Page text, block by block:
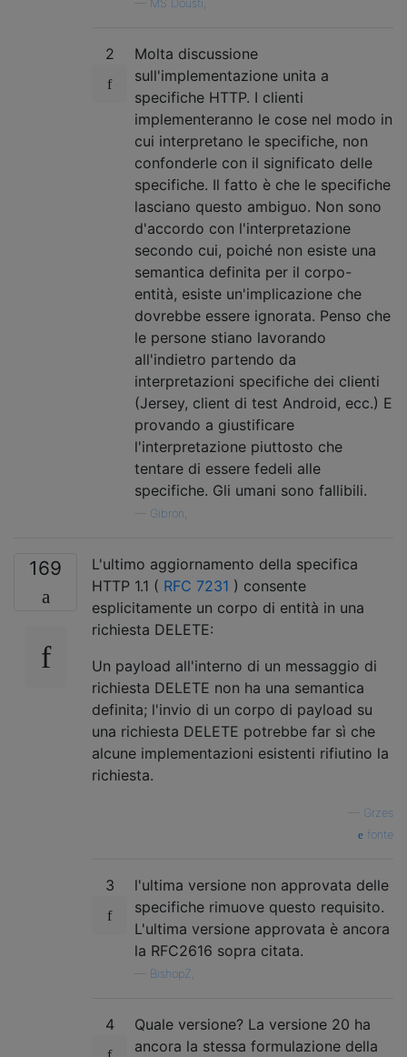
MS Dousti,
2
Molta discussione
sull'implementazione unita a
specifiche HTTP. I clienti
implementeranno le cose nel modo in
cui interpretano le specifiche, non
confonderle con il significato delle
specifiche. Il fatto è che le specifiche
lasciano questo ambiguo. Non sono
d'accordo con l'interpretazione
secondo cui, poiché non esiste una
semantica definita per il corpo-
entità, esiste un'implicazione che
dovrebbe essere ignorata. Penso che
le persone stiano lavorando
all'indietro partendo da
interpretazioni specifiche dei clienti
(Jersey, client di test Android, ecc.) E
provando a giustificare
l'interpretazione piuttosto che
tentare di essere fedeli alle
specifiche. Gli umani sono fallibili.
Gibron,
169
L'ultimo aggiornamento della specifica
HTTP 1.1 ( RFC 7231 ) consente
esplicitamente un corpo di entità in una
richiesta DELETE:
Un payload all'interno di un messaggio di
richiesta DELETE non ha una semantica
definita; l'invio di un corpo di payload su
una richiesta DELETE potrebbe far sì che
alcune implementazioni esistenti rifiutino la
richiesta.
Grzes
fonte
3
l'ultima versione non approvata delle
specifiche rimuove questo requisito.
L'ultima versione approvata è ancora
la RFC2616 sopra citata.
BishopZ,
4
Quale versione? La versione 20 ha
ancora la stessa formulazione della